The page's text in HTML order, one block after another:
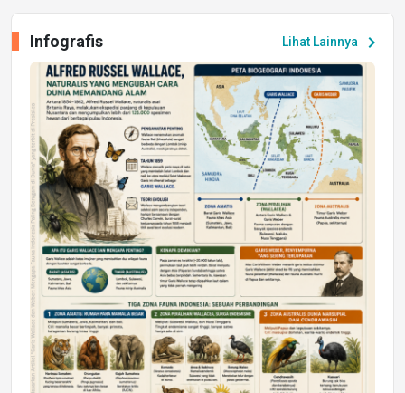
Peluang Kerja dan Magang
Jumat, 17 Jul 2026 22:30
DAERAH
Astra Motor Kalimantan Timur 2 Dukung
Mahasiswa Samarinda dalam Astra
Honda SDGs Future Leaders 2026
Jumat, 10 Jul 2026 19:01
Lihat Lainnya chevron_right
Infografis